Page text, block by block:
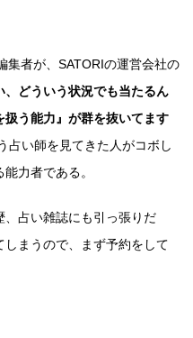
集者が、SATORIの運営会社の
、どういう状況でも当たるん
う能力』が群を抜いてます
占い師を見てきた人がコボし
力者である。
、占い雑誌にも引っ張りだ
まうので、まず予約をして